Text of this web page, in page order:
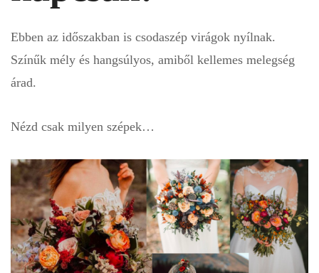
Ebben az időszakban is csodaszép virágok nyílnak.
Színűk mély és hangsúlyos, amiből kellemes melegség
árad.
Nézd csak milyen szépek…